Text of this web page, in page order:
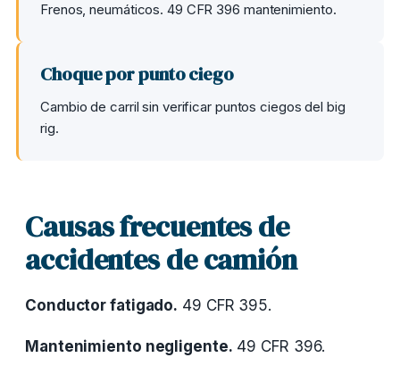
Frenos, neumáticos. 49 CFR 396 mantenimiento.
Choque por punto ciego
Cambio de carril sin verificar puntos ciegos del big
rig.
Causas frecuentes de
accidentes de camión
Conductor fatigado. 49 CFR 395.
Mantenimiento negligente. 49 CFR 396.